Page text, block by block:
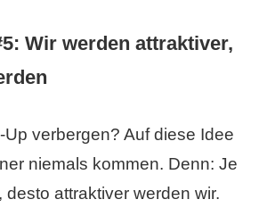
Wir werden attraktiver,
Up verbergen? Auf diese Idee
niemals kommen. Denn: Je
desto attraktiver werden wir.